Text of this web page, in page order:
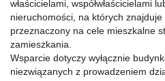
właścicielami, współwłaścicielami
nieruchomości, na których
przeznaczony na cele mieszkalne
zamieszkania.
Wsparcie dotyczy wyłącznie
niezwiązanych z prowadzeniem